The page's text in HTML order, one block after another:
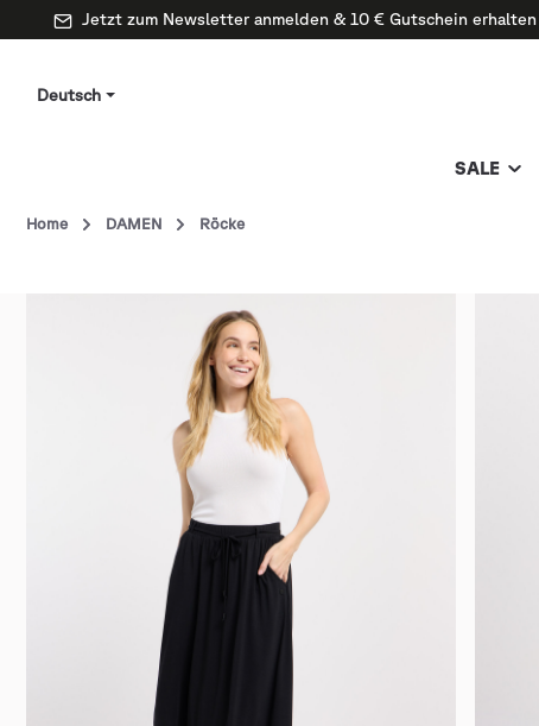
Jetzt zum Newsletter anmelden & 10 € Gutschein erhalten
Deutsch
SALE
Home DAMEN Röcke